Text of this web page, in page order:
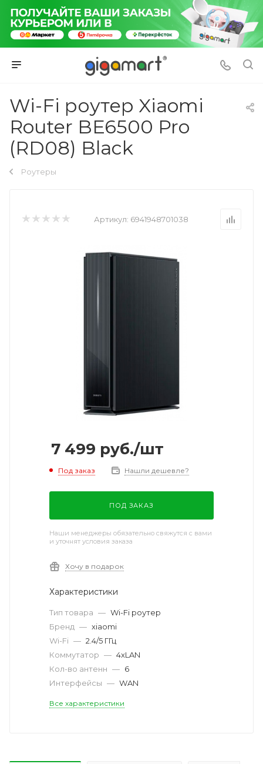
Wi-Fi роутер Xiaomi
Router BE6500 Pro
(RD08) Black
Роутеры
Артикул: 6941948701038
7 499 руб./шт
Под заказ Нашли дешевле?
ПОД ЗАКАЗ
Наши менеджеры обязательно свяжутся с вами
и уточнят условия заказа
Хочу в подарок
Характеристики
Тип товара — Wi-Fi роутер
Бренд — xiaomi
Wi-Fi — 2.4/5 ГГц
Коммутатор — 4xLAN
Кол-во антенн — 6
Интерфейсы — WAN
Все характеристики